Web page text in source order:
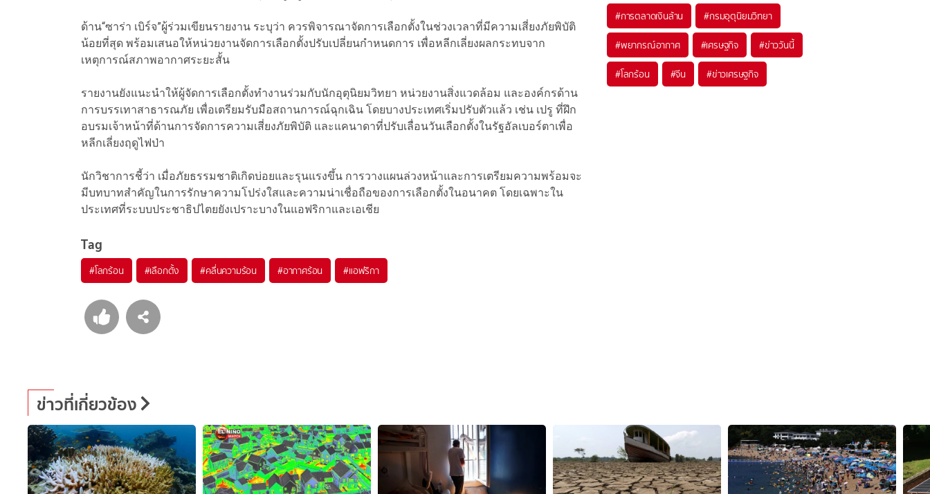
ด้าน“ซาร่า เบิร์จ”ผู้ร่วมเขียนรายงาน ระบุว่า ควรพิจารณาจัดการเลือกตั้งในช่วงเวลาที่มีความเสี่ยงภัยพิบัติ
น้อยที่สุด พร้อมเสนอให้หน่วยงานจัดการเลือกตั้งปรับเปลี่ยนกำหนดการ เพื่อหลีกเลี่ยงผลกระทบจาก
เหตุการณ์สภาพอากาศระยะสั้น
รายงานยังแนะนำให้ผู้จัดการเลือกตั้งทำงานร่วมกับนักอุตุนิยมวิทยา หน่วยงานสิ่งแวดล้อม และองค์กรด้าน
การบรรเทาสาธารณภัย เพื่อเตรียมรับมือสถานการณ์ฉุกเฉิน โดยบางประเทศเริ่มปรับตัวแล้ว เช่น เปรู ที่ฝึก
อบรมเจ้าหน้าที่ด้านการจัดการความเสี่ยงภัยพิบัติ และแคนาดาที่ปรับเลื่อนวันเลือกตั้งในรัฐอัลเบอร์ตาเพื่อ
หลีกเลี่ยงฤดูไฟป่า
นักวิชาการชี้ว่า เมื่อภัยธรรมชาติเกิดบ่อยและรุนแรงขึ้น การวางแผนล่วงหน้าและการเตรียมความพร้อมจะ
มีบทบาทสำคัญในการรักษาความโปร่งใสและความน่าเชื่อถือของการเลือกตั้งในอนาคต โดยเฉพาะใน
ประเทศที่ระบบประชาธิปไตยยังเปราะบางในแอฟริกาและเอเชีย
Tag
#โลกร้อน #เลือกตั้ง #คลื่นความร้อน #อากาศร้อน #แอฟริกา
#การตลาดเงินล้าน #กรมอุตุนิยมวิทยา
#พยากรณ์อากาศ #เศรษฐกิจ #ข่าววันนี้
#โลกร้อน #จีน #ข่าวเศรษฐกิจ
ข่าวที่เกี่ยวข้อง